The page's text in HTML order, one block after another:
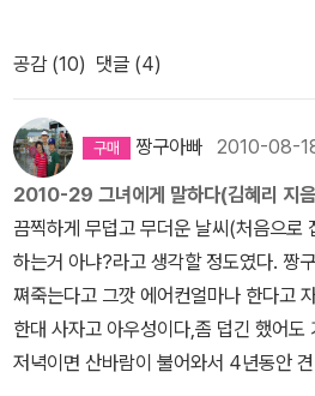
피 영화예술에 대한 균형 잡힌 통찰이
에 있다. <공산당 선언>이 그렇듯이. 가
유 속의 영화 / 이윤영 엮고 옮김영화예
을 지닌 탓에, 영화 매체의 본질을 정면
글들은 쉽사리 ‘무슨 주의’라는 배너 아
시간 내에 영화이론을 정리하려는 독자
만 거꾸로 보면 고전적 명편 에세이들이
재진행형으로 기여할 수 있음을 의미한
벤야민, 앙드레 바쟁 등의 중요한 글을
하는 힘은 정확하고 사려깊은 번역에서
말을 썼나요? 흠. 인터뷰가 하나의 장르
주안으로 들어간 하나의 장르. 그럼 이
필한 조동일 선생식의 분류를 따르자면
인 걸까요. 인터뷰란 결국, 나의 내면을
아니면 나의 외면을 치장하기 위한 발화
이냐 교술이냐가 나뉘겠군요. 인터뷰를
서 결정이 나겠군요. 그런데 잠깐. 우리
나의 개성을 표출하는 거라고. 그럼 말
내면의 반영이니 결국 인터뷰란 내 내
서정장르로 들어가야 하나요? 아. 학부
들.작년(그래요, 벌써 작년!), 2010년
공감 (10) 댓글 (4)
짱구아빠 2010-08-
2010-29 그녀에게 말하다(김혜리 지
끔찍하게 무덥고 무더운 날씨(처음으로
하는거 아냐?라고 생각할 정도였다. 짱
쪄죽는다고 그깟 에어컨얼마나 한다고
한대 사자고 아우성이다,좀 덥긴 했어도
저녁이면 산바람이 불어와서 4년동안